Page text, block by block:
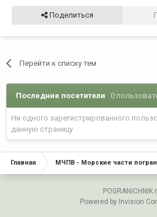
Поделиться
Перейти к списку тем
Последние посетители 0
Ни одного зарегистрированного
данную страницу
Главная МЧПВ - Морские части
Powered by Invision